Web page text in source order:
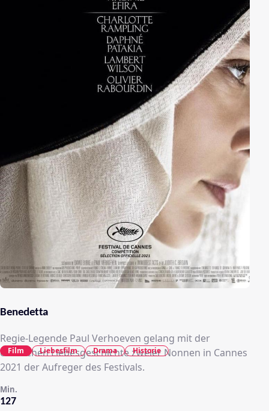
Benedetta
Regie-Legende Paul Verhoeven gelang mit der
erotischen Liebesgeschichte zweier Nonnen in Cannes
2021 der Aufreger des Festivals.
127
Min.
Film Liebesfilm Drama Historie